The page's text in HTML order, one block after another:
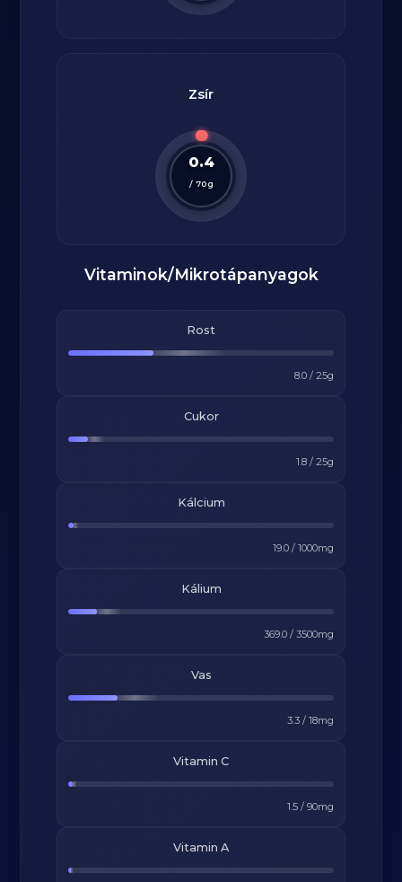
Zsír
0.4
/ 70g
Vitaminok/Mikrotápanyagok
Rost
8.0/ 25g
Cukor
1.8/ 25g
Kálcium
19.0/ 1000mg
Kálium
369.0/ 3500mg
Vas
3.3/ 18mg
Vitamin C
1.5/ 90mg
Vitamin A